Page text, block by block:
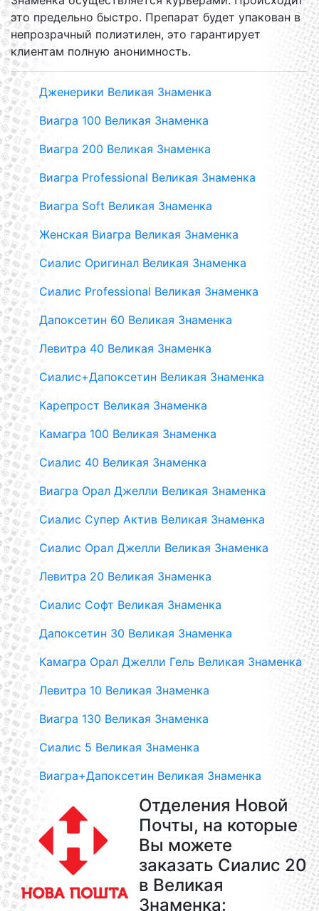
это предельно быстро. Препарат будет упакован в
непрозрачный полиэтилен, это гарантирует
клиентам полную анонимность.
Дженерики Великая Знаменка
Виагра 100 Великая Знаменка
Виагра 200 Великая Знаменка
Виагра Professional Великая Знаменка
Виагра Soft Великая Знаменка
Женская Виагра Великая Знаменка
Сиалис Оригинал Великая Знаменка
Сиалис Professional Великая Знаменка
Дапоксетин 60 Великая Знаменка
Левитра 40 Великая Знаменка
Сиалис+Дапоксетин Великая Знаменка
Карепрост Великая Знаменка
Камагра 100 Великая Знаменка
Сиалис 40 Великая Знаменка
Виагра Орал Джелли Великая Знаменка
Сиалис Супер Актив Великая Знаменка
Сиалис Орал Джелли Великая Знаменка
Левитра 20 Великая Знаменка
Сиалис Софт Великая Знаменка
Дапоксетин 30 Великая Знаменка
Камагра Орал Джелли Гель Великая Знаменка
Левитра 10 Великая Знаменка
Виагра 130 Великая Знаменка
Сиалис 5 Великая Знаменка
Виагра+Дапоксетин Великая Знаменка
Отделения Новой
Почты, на которые
Вы можете
заказать Сиалис 20
в Великая
Знаменка: